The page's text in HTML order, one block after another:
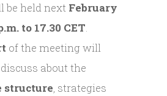
be held next February
to 17.30 CET.
of the meeting will
about the
structure, strategies